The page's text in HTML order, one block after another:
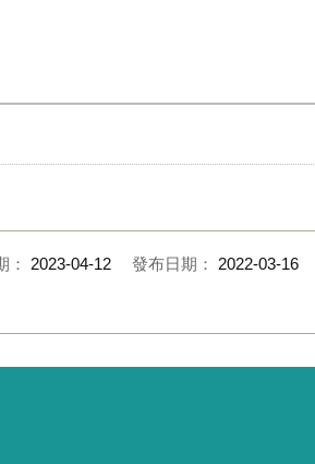
： 2023-04-12 發布日期： 2022-03-16